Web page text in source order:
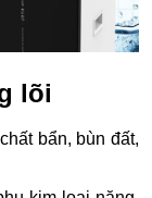
lõi
bẩn, bùn đất,